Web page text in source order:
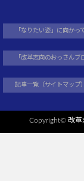
「なりたい姿」に向かっ
「改革志向のおっさんブ
記事一覧（サイトマップ）
Copyright© 改革